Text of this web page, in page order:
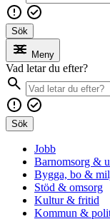
Sök
Meny
Vad letar du efter?
Sök
Jobb
Barnomsorg &
Bygga, bo &
Stöd & omsorg
Kultur & fritid
Kommun &